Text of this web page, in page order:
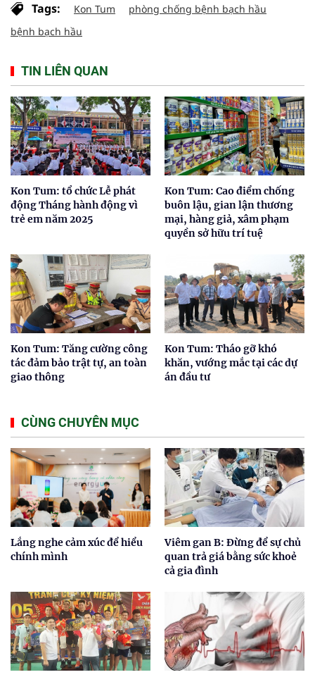
Tags: Kon Tum
phòng chống bệnh bạch hầu
bệnh bạch hầu
TIN LIÊN QUAN
Kon Tum: tổ chức Lễ phát
động Tháng hành động vì
trẻ em năm 2025
Kon Tum: Cao điểm chống
buôn lậu, gian lận thương
mại, hàng giả, xâm phạm
quyền sở hữu trí tuệ
Kon Tum: Tăng cường công
tác đảm bảo trật tự, an toàn
giao thông
Kon Tum: Tháo gỡ khó
khăn, vướng mắc tại các dự
án đầu tư
CÙNG CHUYÊN MỤC
Lắng nghe cảm xúc để hiểu
chính mình
Viêm gan B: Đừng để sự chủ
quan trả giá bằng sức khoẻ
cả gia đình